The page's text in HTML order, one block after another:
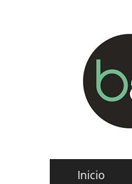
Menú
Saltar
Inicio